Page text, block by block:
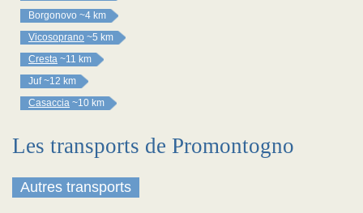
Borgonovo ~4 km
Vicosoprano ~5 km
Cresta ~11 km
Juf ~12 km
Casaccia ~10 km
Les transports de Promontogno
Autres transports